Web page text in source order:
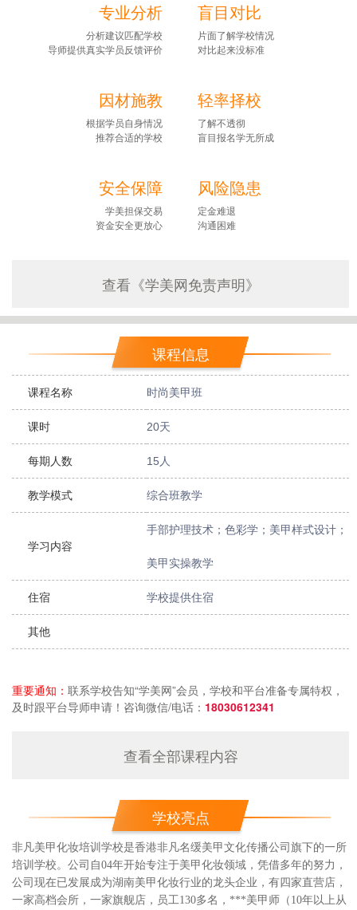
专业分析
分析建议匹配学校
导师提供真实学员反馈评价
盲目对比
片面了解学校情况
对比起来没标准
因材施教
根据学员自身情况
推荐合适的学校
轻率择校
了解不透彻
盲目报名学无所成
安全保障
学美担保交易
资金安全更放心
风险隐患
定金难退
沟通困难
查看《学美网免责声明》
课程信息
课程名称 时尚美甲班
课时 20天
每期人数 15人
教学模式 综合班教学
学习内容
手部护理技术；色彩学；美甲样式设计；
美甲实操教学
住宿 学校提供住宿
其他
重要通知： 联系学校告知“学美网”会员，学校和平台准备专属特权，
及时跟平台导师申请！咨询微信/电话： 18030612341
查看全部课程内容
学校亮点
非凡美甲化妆培训学校是香港非凡名缓美甲文化传播公司旗下的一所
培训学校。公司自04年开始专注于美甲化妆领域，凭借多年的努力，
公司现在已发展成为湖南美甲化妆行业的龙头企业，有四家直营店，
一家高档会所，一家旗舰店，员工130多名，***美甲师（10年以上从